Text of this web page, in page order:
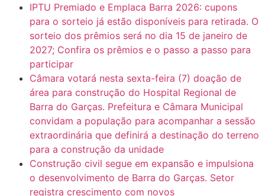
IPTU Premiado e Emplaca Barra 2026: cupons
para o sorteio já estão disponíveis para retirada. O
sorteio dos prêmios será no dia 15 de janeiro de
2027; Confira os prêmios e o passo a passo para
participar
Câmara votará nesta sexta-feira (7) doação de
área para construção do Hospital Regional de
Barra do Garças. Prefeitura e Câmara Municipal
convidam a população para acompanhar a sessão
extraordinária que definirá a destinação do terreno
para a construção da unidade
Construção civil segue em expansão e impulsiona
o desenvolvimento de Barra do Garças. Setor
registra crescimento com novos